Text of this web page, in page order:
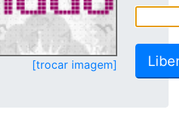
[trocar imagem]